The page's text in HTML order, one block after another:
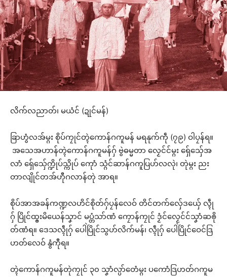
လိက်လညာတ်၊ မယံင် (ဍုင်မန်)
ခြာဟွံလအ်မ္ဂး စိုပ်ကၠုင်တ္ၚဲကောန်ဂကူမန် မရနုက်ကဵု (၇၉) ဝါပၠန်ရ။
အသေအဟာန်တ္ၚဲကောန်ဂကူမန်ဂှ် ဗွဲဓမ္မတာ လၟေင်င်မ္ဂး ရှ်ေသှ်ေအ
လာံ ရှ်ေသှ်ေက္ဍိုပ်သ္ကိုပ် ကေုာံ သ္ဂံင်ဆာန်ဂကူပြဟ်လလုဲ၊ တုဲမ္ဂး ညး
တာလျိုင်တအ်ဟီုဂလာန်တုဲ အာရ။
စိုပ်အာအခန်ကဏ္ဍလဟိင်စိုတ်ဂှ်ပၠန်လေဝ် တိင်တက်လှ်ေဒယှ်ေ လ္ၚဵု
ဂှ် ပြိုင်ထ္ၜးမိယေန်သၞာင် မပ္တံသာ်ဏံ ကၠောန်ကၠုင် ဒၟံင်လၟေင်င်သၞာံဆၜို
တ်ဏံရ။ ဒေသလ္ၚဵုဂှ် ပေါဲပြိုင်သွဟ်လိက်မန်၊ လ္ၚဵုဂှ် ပေါဲပြိုင်ဝေင်ဒြ
ဟတ်လေဝ် နွံကီုရ။
တ္ၚဲကောန်ဂကူမန်တုဲကၠုင် ၃၀ သၞာံလ္ပာ်တေံမ္ဂး ပကောံဒြဟတ်ဂကူမ